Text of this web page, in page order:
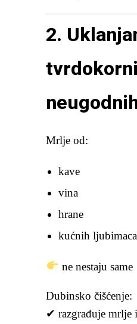
2.
Mrlje od:
kave
vina
hrane
kućnih ljubimaca
ne nestaju same
Dubinsko čišćenje:
✔ razgrađuje mrlje